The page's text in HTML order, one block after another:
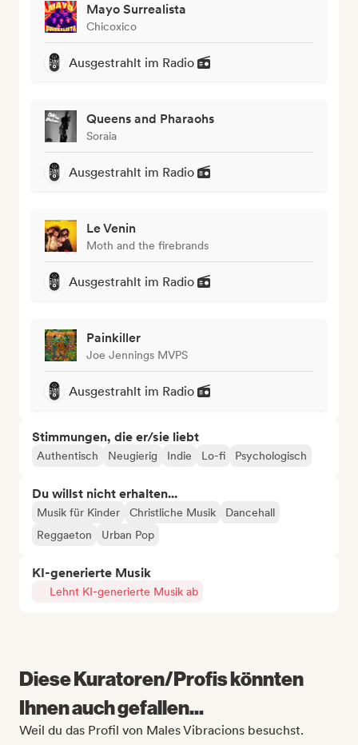
Mayo Surrealista
Chicoxico
Ausgestrahlt im Radio
Queens and Pharaohs
Soraia
Ausgestrahlt im Radio
Le Venin
Moth and the firebrands
Ausgestrahlt im Radio
Painkiller
Joe Jennings MVPS
Ausgestrahlt im Radio
Stimmungen, die er/sie liebt
Authentisch Neugierig Indie Lo-fi Psychologisch
Du willst nicht erhalten...
Musik für Kinder Christliche Musik
Dancehall
Reggaeton
Urban Pop
KI-generierte Musik
Lehnt KI-generierte Musik ab
Diese Kuratoren/Profis könnten
Ihnen auch gefallen...
Weil du das Profil von Males Vibracions besuchst.